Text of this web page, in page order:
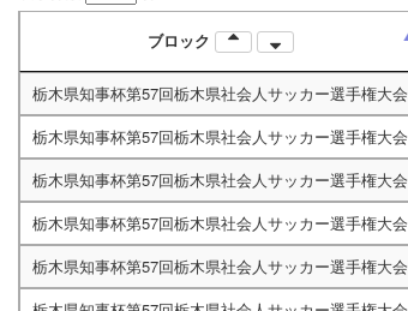
ブロック
栃木県知事杯第57回栃木県社会人サッカー選手権大会
栃木県知事杯第57回栃木県社会人サッカー選手権大会
栃木県知事杯第57回栃木県社会人サッカー選手権大会
栃木県知事杯第57回栃木県社会人サッカー選手権大会
栃木県知事杯第57回栃木県社会人サッカー選手権大会